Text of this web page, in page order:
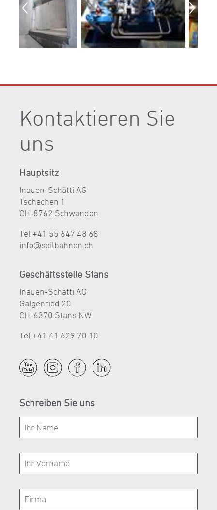
Kontaktieren Sie
uns
Hauptsitz
Inauen-Schätti AG
Tschachen 1
CH-8762 Schwanden
Tel +41 55 647 48 68
nf
s lb hn n ch
Geschäftsstelle Stans
Inauen-Schätti AG
Galgenried 20
CH-6370 Stans NW
Tel +41 41 629 70 10
Schreiben Sie uns